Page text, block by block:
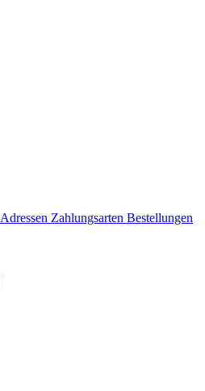
Adressen Zahlungsarten Bestellungen